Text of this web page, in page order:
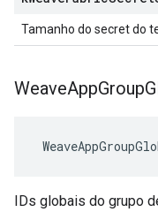
Tamanho do secret do
WeaveAppGroup
IDs globais do grupo